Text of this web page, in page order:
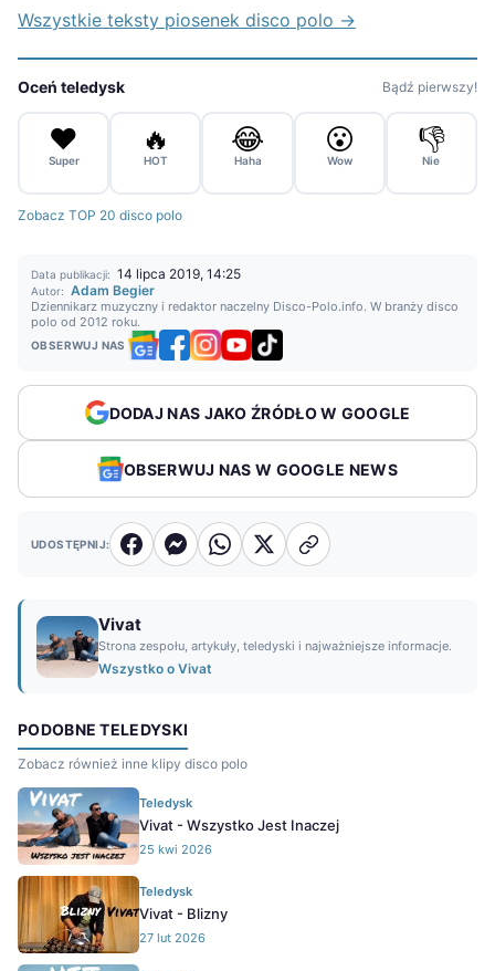
Wszystkie teksty piosenek disco polo →
Oceń teledysk Bądź pierwszy!
❤️
Super
🔥
HOT
😂
Haha
😮
Wow
👎
Nie
Zobacz TOP 20 disco polo
Data publikacji: 14 lipca 2019, 14:25
Autor: Adam Begier
Dziennikarz muzyczny i redaktor naczelny Disco-Polo.info. W branży disco
polo od 2012 roku.
OBSERWUJ NAS
DODAJ NAS JAKO ŹRÓDŁO W GOOGLE
OBSERWUJ NAS W GOOGLE NEWS
UDOSTĘPNIJ:
Vivat
Strona zespołu, artykuły, teledyski i najważniejsze informacje.
Wszystko o Vivat
PODOBNE TELEDYSKI
Zobacz również inne klipy disco polo
Teledysk
Vivat - Wszystko Jest Inaczej
25 kwi 2026
Teledysk
Vivat - Blizny
27 lut 2026